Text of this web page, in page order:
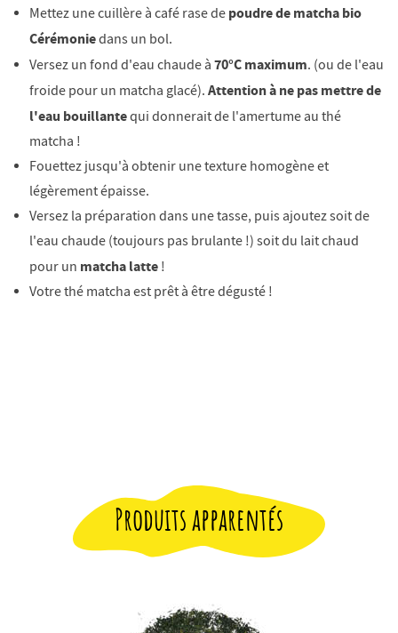
Mettez une cuillère à café rase de poudre de matcha bio
Cérémoniedans un bol.
Versez un fond d'eau chaude à 70°C maximum. (ou de l'eau
froide pour un matcha glacé). Attention à ne pas mettre de
l'eau bouillantequi donnerait de l'amertume au thé
matcha !
Fouettez jusqu'à obtenir une texture homogène et
légèrement épaisse.
Versez la préparation dans une tasse, puis ajoutez soit de
l'eau chaude (toujours pas brulante !) soit du lait chaud
pour un matcha latte !
Votre thé matcha est prêt à être dégusté !
Produits apparentés